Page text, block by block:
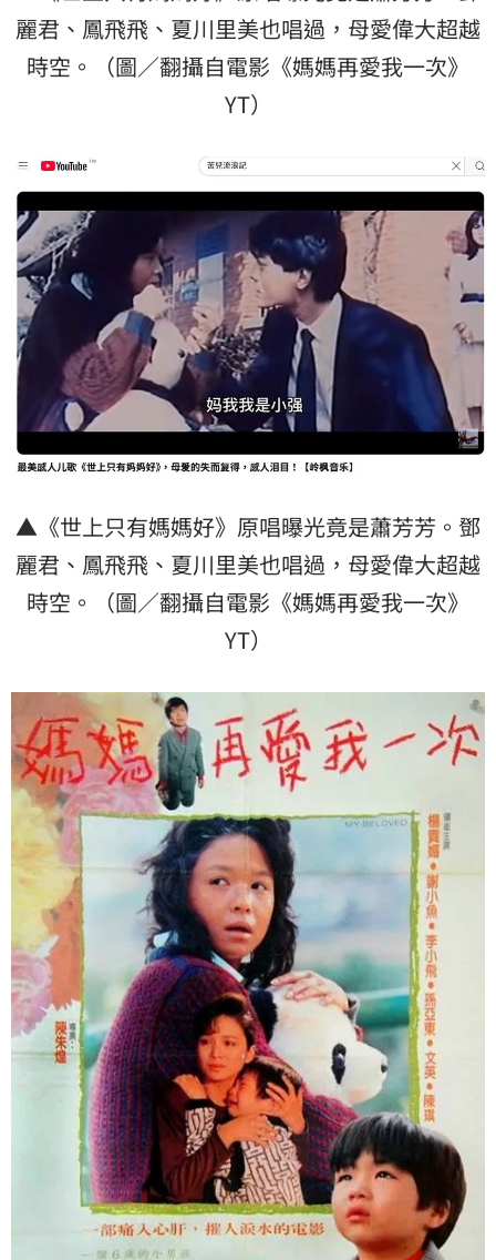
麗君、鳳飛飛、夏川里美也唱過，母愛偉大超越
時空。（圖／翻攝自電影《媽媽再愛我一次》
YT）
▲《世上只有媽媽好》原唱曝光竟是蕭芳芳。鄧
麗君、鳳飛飛、夏川里美也唱過，母愛偉大超越
時空。（圖／翻攝自電影《媽媽再愛我一次》
YT）